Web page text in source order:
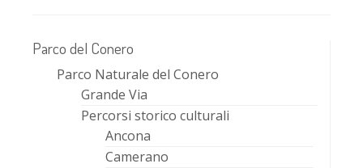
Parco del Conero
Parco Naturale del Conero
Grande Via
Percorsi storico culturali
Ancona
Camerano